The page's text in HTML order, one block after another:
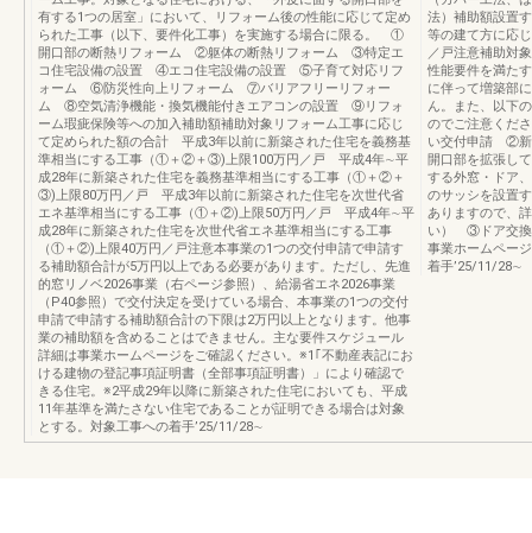
有する1つの居室」において、リフォーム後の性能に応じて定め
られた工事（以下、要件化工事）を実施する場合に限る。 ①
開口部の断熱リフォーム ②躯体の断熱リフォーム ③特定エ
コ住宅設備の設置 ④エコ住宅設備の設置 ⑤子育て対応リフ
ォーム ⑥防災性向上リフォーム ⑦バリアフリーリフォー
ム ⑧空気清浄機能・換気機能付きエアコンの設置 ⑨リフォ
ーム瑕疵保険等への加入補助額補助対象リフォーム工事に応じ
て定められた額の合計 平成3年以前に新築された住宅を義務基
準相当にする工事（①＋②＋③)上限100万円／戸 平成4年∼平
成28年に新築された住宅を義務基準相当にする工事（①＋②＋
③)上限80万円／戸 平成3年以前に新築された住宅を次世代省
エネ基準相当にする工事（①＋②)上限50万円／戸 平成4年∼平
成28年に新築された住宅を次世代省エネ基準相当にする工事
（①＋②)上限40万円／戸注意本事業の1つの交付申請で申請す
る補助額合計が5万円以上である必要があります。ただし、先進
的窓リノベ2026事業（右ページ参照）、給湯省エネ2026事業
（P40参照）で交付決定を受けている場合、本事業の1つの交付
申請で申請する補助額合計の下限は2万円以上となります。他事
業の補助額を含めることはできません。主な要件スケジュール
詳細は事業ホームページをご確認ください。※1｢不動産表記にお
ける建物の登記事項証明書（全部事項証明書）」により確認で
きる住宅。※2平成29年以降に新築された住宅においても、平成
11年基準を満たさない住宅であることが証明できる場合は対象
とする。対象工事への着手’25/11/28∼
法）補助額設置
等の建て方に応
／戸注意補助対
性能要件を満た
に伴って増築部
ん。また、以下
のでご注意くだ
い交付申請 ②新
開口部を拡張し
する外窓・ド
のサッシを設置
ありますので
い） ③ドア交換
事業ホームペー
着手’25/11/28∼